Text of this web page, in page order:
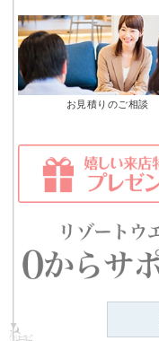
お見積りのご相談